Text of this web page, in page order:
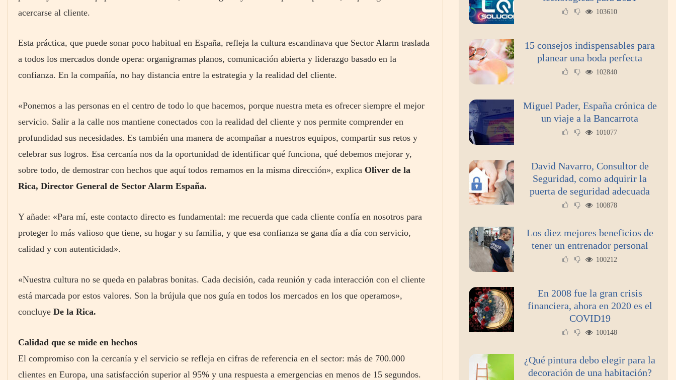
acercarse al cliente.
Esta práctica, que puede sonar poco habitual en España, refleja la cultura escandinava que Sector Alarm traslada
a todos los mercados donde opera: organigramas planos, comunicación abierta y liderazgo basado en la
confianza. En la compañía, no hay distancia entre la estrategia y la realidad del cliente.
«Ponemos a las personas en el centro de todo lo que hacemos, porque nuestra meta es ofrecer siempre el mejor
servicio. Salir a la calle nos mantiene conectados con la realidad del cliente y nos permite comprender en
profundidad sus necesidades. Es también una manera de acompañar a nuestros equipos, compartir sus retos y
celebrar sus logros. Esa cercanía nos da la oportunidad de identificar qué funciona, qué debemos mejorar y,
sobre todo, de demostrar con hechos que aquí todos remamos en la misma dirección», explica Oliver de la
Rica, Director General de Sector Alarm España.
Y añade: «Para mí, este contacto directo es fundamental: me recuerda que cada cliente confía en nosotros para
proteger lo más valioso que tiene, su hogar y su familia, y que esa confianza se gana día a día con servicio,
calidad y con autenticidad».
«Nuestra cultura no se queda en palabras bonitas. Cada decisión, cada reunión y cada interacción con el cliente
está marcada por estos valores. Son la brújula que nos guía en todos los mercados en los que operamos»,
concluye De la Rica.
Calidad que se mide en hechos
El compromiso con la cercanía y el servicio se refleja en cifras de referencia en el sector: más de 700.000
clientes en Europa, una satisfacción superior al 95% y una respuesta a emergencias en menos de 15 segundos.
103610
15 consejos indispensables para
planear una boda perfecta
102840
Miguel Pader, España crónica de
un viaje a la Bancarrota
101077
David Navarro, Consultor de
Seguridad, como adquirir la
puerta de seguridad adecuada
100878
Los diez mejores beneficios de
tener un entrenador personal
100212
En 2008 fue la gran crisis
financiera, ahora en 2020 es el
COVID19
100148
¿Qué pintura debo elegir para la
decoración de una habitación?